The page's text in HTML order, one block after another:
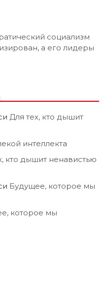
социализм
а его лидеры
Для тех, кто дышит
интеллекта
кто дышит ненавистью
Будущее, которое мы
которое мы